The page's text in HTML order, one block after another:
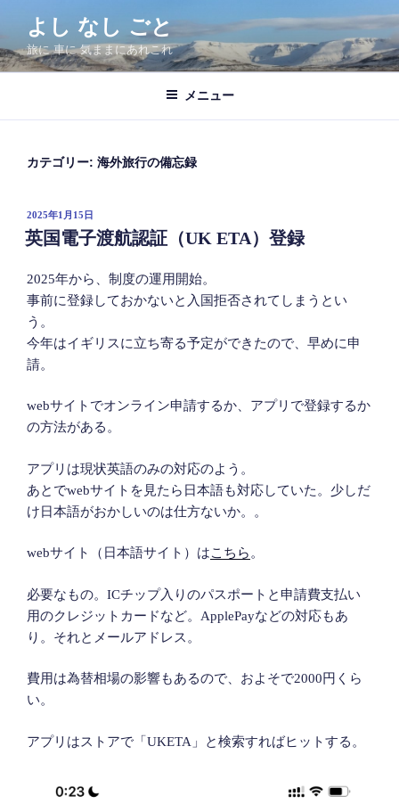
テ
ン
へ
よし なし ごと
旅に 車に 気ままにあれこれ
メニュー
カテゴリー: 海外旅行の備忘録
投
稿
日:
2025年1月15日
英国電子渡航認証（UK ETA）登録
2025年から、制度の運用開始。
事前に登録しておかないと入国拒否されてしまうとい
う。
今年はイギリスに立ち寄る予定ができたので、早めに申
請。
webサイトでオンライン申請するか、アプリで登録するか
の方法がある。
アプリは現状英語のみの対応のよう。
あとでwebサイトを見たら日本語も対応していた。少しだ
け日本語がおかしいのは仕方ないか。。
webサイト（日本語サイト）はこちら。
必要なもの。ICチップ入りのパスポートと申請費支払い
用のクレジットカードなど。ApplePayなどの対応もあ
り。それとメールアドレス。
費用は為替相場の影響もあるので、およそで2000円くら
い。
アプリはストアで「UKETA」と検索すればヒットする。